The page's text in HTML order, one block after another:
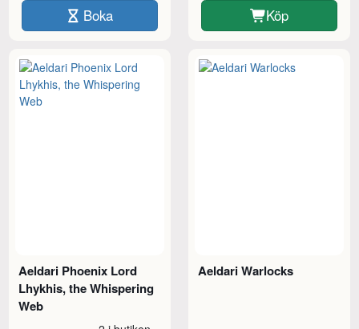
Boka Köp
Aeldari Phoenix Lord
Lhykhis, the Whispering
Web
Aeldari Warlocks